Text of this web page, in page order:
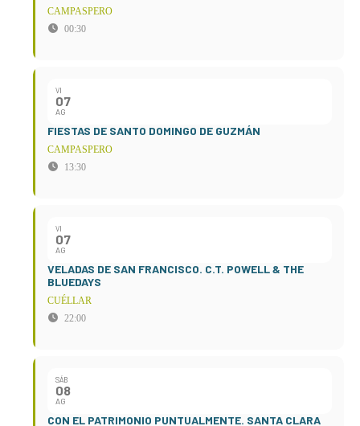
CAMPASPERO
00:30
VI
07
AG
FIESTAS DE SANTO DOMINGO DE GUZMÁN
CAMPASPERO
13:30
VI
07
AG
VELADAS DE SAN FRANCISCO. C.T. POWELL & THE
BLUEDAYS
CUÉLLAR
22:00
SÁB
08
AG
CON EL PATRIMONIO PUNTUALMENTE. SANTA CLARA